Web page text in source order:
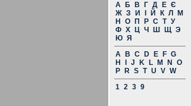
А Б В Г Д Е Є
Ж З И Й К Л
М
Н
О П Р С Т У
Ф Х Ц Ч Ш Щ Э
Ю Я
A
B C D E F G
H
J K L M N
O
P
R S T U V W
1 2 3 9